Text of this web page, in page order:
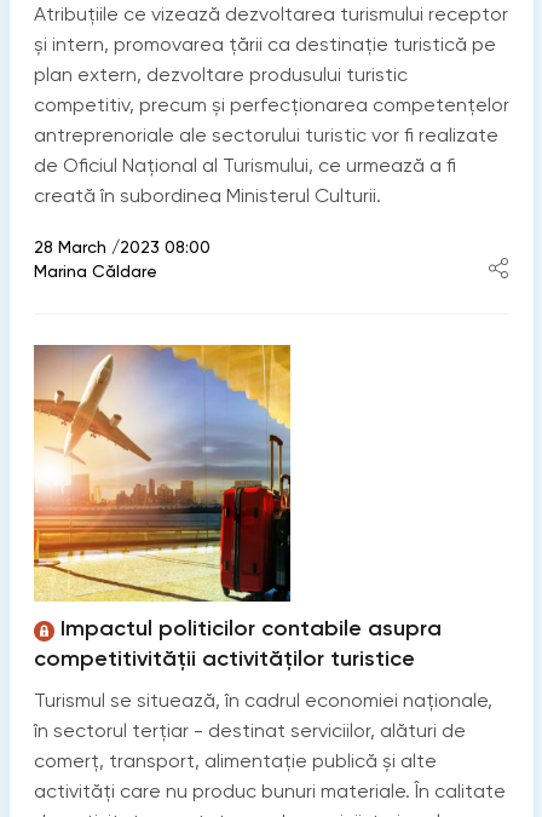
Atribuțiile ce vizează dezvoltarea turismului receptor
și intern, promovarea țării ca destinație turistică pe
plan extern, dezvoltare produsului turistic
competitiv, precum și perfecționarea competențelor
antreprenoriale ale sectorului turistic vor fi realizate
de Oficiul Național al Turismului, ce urmează a fi
creată în subordinea Ministerul Culturii.
28 March /2023 08:00
Marina Căldare
Impactul politicilor contabile asupra
competitivității activităților turistice
Turismul se situează, în cadrul economiei naționale,
în sectorul terțiar - destinat serviciilor, alături de
comerț, transport, alimentație publică și alte
activități care nu produc bunuri materiale. În calitate